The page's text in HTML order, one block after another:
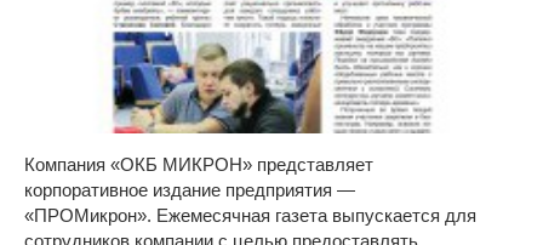
Компания «ОКБ МИКРОН» представляет
корпоративное издание предприятия —
«ПРОМикрон». Ежемесячная газета выпускается для
сотрудников компании с целью предоставлять